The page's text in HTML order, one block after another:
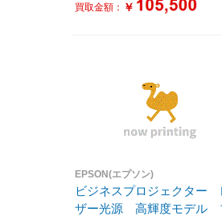
買取金額： ￥
EPSON(エプソン)
ビジネスプロジェクター
ザー光源 高輝度モデル